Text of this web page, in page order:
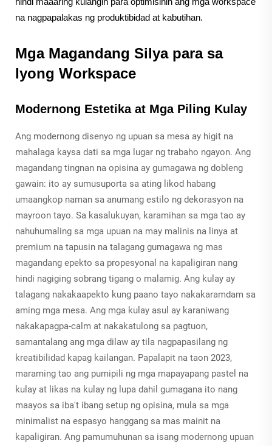
na nagpapalakas ng produktibidad at kabutihan.
Mga Magandang Silya para sa
Iyong Workspace
Modernong Estetika at Mga Piling Kulay
Ang modernong disenyo ng upuan sa mesa ay higit na
mahalaga kaysa dati sa mga lugar ng trabaho ngayon. Ang
magandang tingnan na opisina ay gumagawa ng dobleng
gawain: ito ay sumusuporta sa ating likod habang
umaangkop naman sa anumang estilo ng dekorasyon na
mayroon tayo. Sa kasalukuyan, karamihan sa mga tao ay
nahuhumaling sa mga upuan na may malinis na linya at
premium na tapusin na talagang gumagawa ng mas
magandang epekto sa propesyonal na kapaligiran nang
hindi nagiging sobrang tigang o malamig. Ang kulay ay
talagang nakakaapekto kung paano tayo nakakaramdam sa
aming mga mesa. Ang mga kulay asul ay karaniwang
nakakapagpa-calm at nakakatulong sa pagtuon,
samantalang ang mga dilaw ay tila nagpapasilang ng
kreatibilidad kapag kailangan. Papalapit na taon 2023,
maraming tao ang pumipili ng mga mapayapang pastel na
kulay at likas na kulay ng lupa dahil gumagana ito nang
maayos sa iba't ibang setup ng opisina, mula sa mga
minimalist na espasyo hanggang sa mas mainit na
kapaligiran. Ang pamumuhunan sa isang modernong upuan